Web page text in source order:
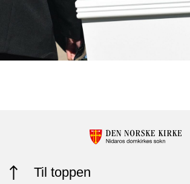
Til toppen